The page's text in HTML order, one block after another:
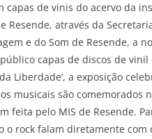
capas de vinis do acervo da
Resende, através da
e do Som de Resende, a
capas de discos de
Liberdade’, a exposição
musicais são comemorados
feita pelo MIS de Resende.
o rock falam diretamente com